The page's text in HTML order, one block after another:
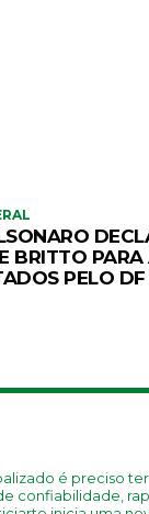
BRITTO
PELO DF
é preciso
confiabilidade,